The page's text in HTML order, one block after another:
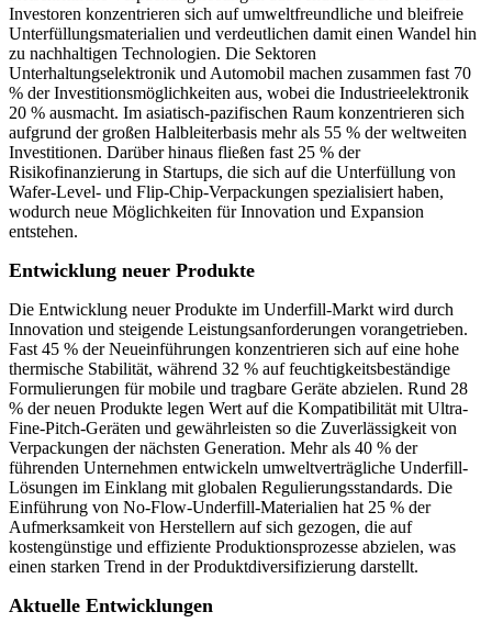
Investoren konzentrieren sich auf umweltfreundliche und bleifreie
Unterfüllungsmaterialien und verdeutlichen damit einen Wandel hin
zu nachhaltigen Technologien. Die Sektoren
Unterhaltungselektronik und Automobil machen zusammen fast 70
% der Investitionsmöglichkeiten aus, wobei die Industrieelektronik
20 % ausmacht. Im asiatisch-pazifischen Raum konzentrieren sich
aufgrund der großen Halbleiterbasis mehr als 55 % der weltweiten
Investitionen. Darüber hinaus fließen fast 25 % der
Risikofinanzierung in Startups, die sich auf die Unterfüllung von
Wafer-Level- und Flip-Chip-Verpackungen spezialisiert haben,
wodurch neue Möglichkeiten für Innovation und Expansion
entstehen.
Entwicklung neuer Produkte
Die Entwicklung neuer Produkte im Underfill-Markt wird durch
Innovation und steigende Leistungsanforderungen vorangetrieben.
Fast 45 % der Neueinführungen konzentrieren sich auf eine hohe
thermische Stabilität, während 32 % auf feuchtigkeitsbeständige
Formulierungen für mobile und tragbare Geräte abzielen. Rund 28
% der neuen Produkte legen Wert auf die Kompatibilität mit Ultra-
Fine-Pitch-Geräten und gewährleisten so die Zuverlässigkeit von
Verpackungen der nächsten Generation. Mehr als 40 % der
führenden Unternehmen entwickeln umweltverträgliche Underfill-
Lösungen im Einklang mit globalen Regulierungsstandards. Die
Einführung von No-Flow-Underfill-Materialien hat 25 % der
Aufmerksamkeit von Herstellern auf sich gezogen, die auf
kostengünstige und effiziente Produktionsprozesse abzielen, was
einen starken Trend in der Produktdiversifizierung darstellt.
Aktuelle Entwicklungen